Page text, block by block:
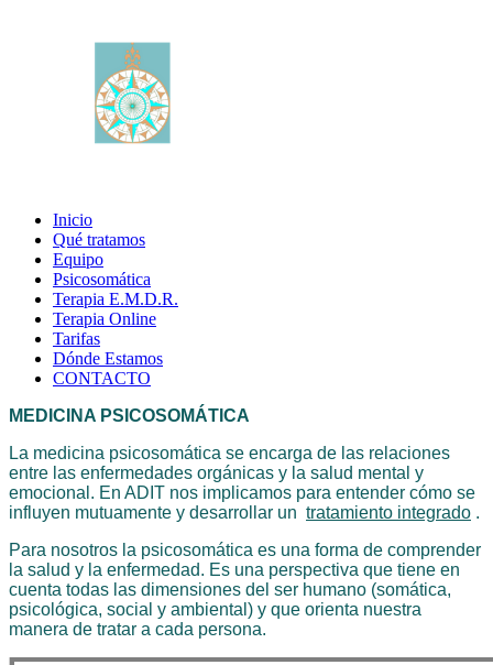
Inicio
Qué tratamos
Equipo
Psicosomática
Terapia E.M.D.R.
Terapia Online
Tarifas
Dónde Estamos
CONTACTO
MEDICINA PSICOSOMÁTICA
La medicina psicosomática se encarga de las relaciones
entre las enfermedades orgánicas y la salud mental y
emocional. En ADIT nos implicamos para entender cómo se
influyen mutuamente y desarrollar un tratamiento integrado .
Para nosotros la psicosomática es una forma de comprender
la salud y la enfermedad. Es una perspectiva que tiene en
cuenta todas las dimensiones del ser humano (somática,
psicológica, social y ambiental) y que orienta nuestra
manera de tratar a cada persona.